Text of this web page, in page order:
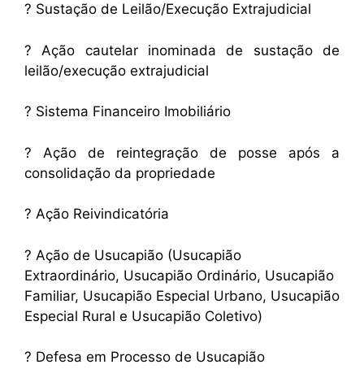
? Sustação de Leilão/Execução Extrajudicial
? Ação cautelar inominada de sustação de
leilão/execução extrajudicial
? Sistema Financeiro Imobiliário
? Ação de reintegração de posse após a
consolidação da propriedade
? Ação Reivindicatória
? Ação de Usucapião (Usucapião
Extraordinário, Usucapião Ordinário, Usucapião
Familiar, Usucapião Especial Urbano, Usucapião
Especial Rural e Usucapião Coletivo)
? Defesa em Processo de Usucapião